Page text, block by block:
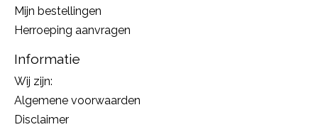
Mijn bestellingen
Herroeping aanvragen
Informatie
Wij zijn:
Algemene voorwaarden
Disclaimer